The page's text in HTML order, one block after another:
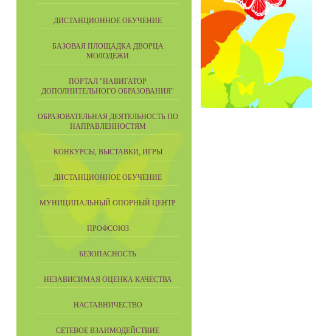
ДИСТАНЦИОННОЕ ОБУЧЕНИЕ
БАЗОВАЯ ПЛОЩАДКА ДВОРЦА
МОЛОДЕЖИ
ПОРТАЛ "НАВИГАТОР
ДОПОЛНИТЕЛЬНОГО ОБРАЗОВАНИЯ"
ОБРАЗОВАТЕЛЬНАЯ ДЕЯТЕЛЬНОСТЬ ПО
НАПРАВЛЕННОСТЯМ
КОНКУРСЫ, ВЫСТАВКИ, ИГРЫ
ДИСТАНЦИОННОЕ ОБУЧЕНИЕ
МУНИЦИПАЛЬНЫЙ ОПОРНЫЙ ЦЕНТР
ПРОФСОЮЗ
БЕЗОПАСНОСТЬ
НЕЗАВИСИМАЯ ОЦЕНКА КАЧЕСТВА
НАСТАВНИЧЕСТВО
СЕТЕВОЕ ВЗАИМОДЕЙСТВИЕ